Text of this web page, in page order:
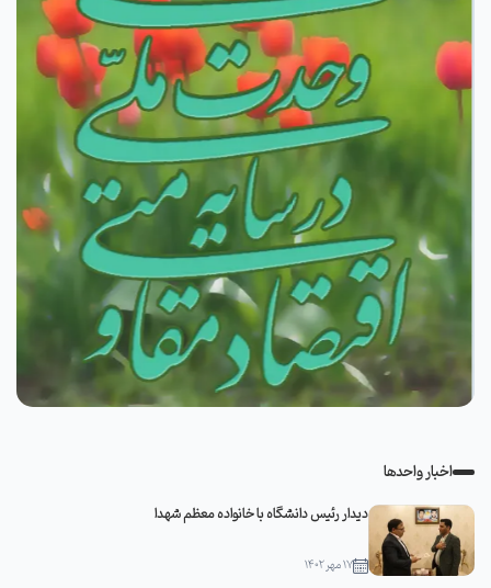
اخبار واحدها
دیدار رئیس دانشگاه با خانواده معظم شهدا
۱۷ مهر ۱۴۰۲